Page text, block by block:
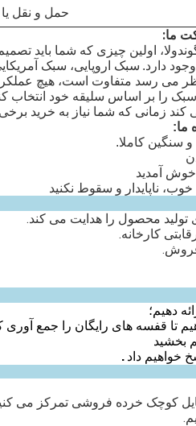
حمل و نقل
اولین چیزی که شما باید
دارد. سبک اروپایی، سبک
نظر می رسد متفاوت است، هیچ
سبک را بر اساس سلیقه خود انتخاب
زمانی که شما نیاز به خرید برخی
سنگین کاملا.
ناپایدار و سقوط نکنید
دهیم؛
بخشید
خواهیم داد .